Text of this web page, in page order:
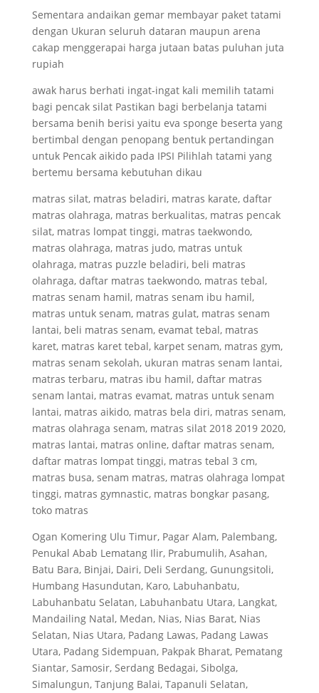
Sementara andaikan gemar membayar paket tatami
dengan Ukuran seluruh dataran maupun arena
cakap menggerapai harga jutaan batas puluhan juta
rupiah
awak harus berhati ingat-ingat kali memilih tatami
bagi pencak silat Pastikan bagi berbelanja tatami
bersama benih berisi yaitu eva sponge beserta yang
bertimbal dengan penopang bentuk pertandingan
untuk Pencak aikido pada IPSI Pilihlah tatami yang
bertemu bersama kebutuhan dikau
matras silat, matras beladiri, matras karate, daftar
matras olahraga, matras berkualitas, matras pencak
silat, matras lompat tinggi, matras taekwondo,
matras olahraga, matras judo, matras untuk
olahraga, matras puzzle beladiri, beli matras
olahraga, daftar matras taekwondo, matras tebal,
matras senam hamil, matras senam ibu hamil,
matras untuk senam, matras gulat, matras senam
lantai, beli matras senam, evamat tebal, matras
karet, matras karet tebal, karpet senam, matras gym,
matras senam sekolah, ukuran matras senam lantai,
matras terbaru, matras ibu hamil, daftar matras
senam lantai, matras evamat, matras untuk senam
lantai, matras aikido, matras bela diri, matras senam,
matras olahraga senam, matras silat 2018 2019 2020,
matras lantai, matras online, daftar matras senam,
daftar matras lompat tinggi, matras tebal 3 cm,
matras busa, senam matras, matras olahraga lompat
tinggi, matras gymnastic, matras bongkar pasang,
toko matras
Ogan Komering Ulu Timur, Pagar Alam, Palembang,
Penukal Abab Lematang Ilir, Prabumulih, Asahan,
Batu Bara, Binjai, Dairi, Deli Serdang, Gunungsitoli,
Humbang Hasundutan, Karo, Labuhanbatu,
Labuhanbatu Selatan, Labuhanbatu Utara, Langkat,
Mandailing Natal, Medan, Nias, Nias Barat, Nias
Selatan, Nias Utara, Padang Lawas, Padang Lawas
Utara, Padang Sidempuan, Pakpak Bharat, Pematang
Siantar, Samosir, Serdang Bedagai, Sibolga,
Simalungun, Tanjung Balai, Tapanuli Selatan,